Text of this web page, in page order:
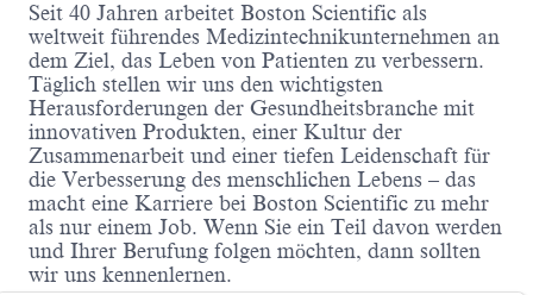
Seit 40 Jahren arbeitet Boston Scientific als
weltweit führendes Medizintechnikunternehmen an
dem Ziel, das Leben von Patienten zu verbessern.
Täglich stellen wir uns den wichtigsten
Herausforderungen der Gesundheitsbranche mit
innovativen Produkten, einer Kultur der
Zusammenarbeit und einer tiefen Leidenschaft für
die Verbesserung des menschlichen Lebens – das
macht eine Karriere bei Boston Scientific zu mehr
als nur einem Job. Wenn Sie ein Teil davon werden
und Ihrer Berufung folgen möchten, dann sollten
wir uns kennenlernen.